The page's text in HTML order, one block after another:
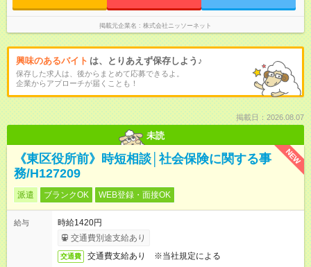
掲載元企業名 株式会社ニッソーネット
興味のあるバイト は、とりあえず保存しよう♪
保存した求人は、後からまとめて応募できるよ。
企業からアプローチが届くことも！
掲載日：2026.08.07
未読
NEW
《東区役所前》時短相談│社会保険に関する事
務/H127209
派遣 ブランクOK WEB登録・面接OK
給与
時給1420円
交通費別途支給あり
交通費 交通費支給あり ※当社規定による